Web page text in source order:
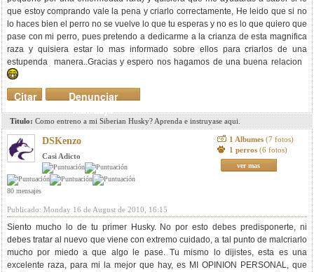
que estoy comprando vale la pena y criarlo correctamente, He leido que si no
lo haces bien el perro no se vuelve lo que tu esperas y no es lo que quiero que
pase con mi perro, pues pretendo a dedicarme a la crianza de esta magnifica
raza y quisiera estar lo mas informado sobre ellos para criarlos de una
estupenda manera..Gracias y espero nos hagamos de una buena relacion
Denunciar
mensaje
Citar
Titulo: Como entreno a mi Siberian Husky? Aprenda e instruyase aqui.
DSKenzo
Casi Adicto
80 mensajes
1 Albumes (7 fotos)
1 perros (6 fotos)
ver mas
Publicado: Monday 16 de August de 2010, 16:15
Siento mucho lo de tu primer Husky. No por esto debes predisponerte, ni
debes tratar al nuevo que viene con extremo cuidado, a tal punto de malcriarlo
mucho por miedo a que algo le pase. Tu mismo lo dijistes, esta es una
excelente raza, para mi la mejor que hay, es MI OPINION PERSONAL, que